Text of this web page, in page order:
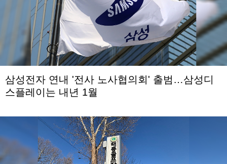
삼성전자 연내 '전사 노사협의회' 출범…삼성디
스플레이는 내년 1월